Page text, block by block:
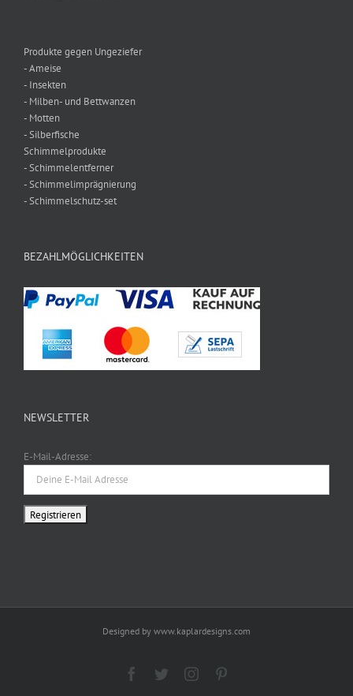
Produkte gegen Ungeziefer
- Ameise
- Insekten
- Milben- und Bettwanzen
- Motten
- Silberfische
Schimmelprodukte
- Schimmelentferner
- Schimmelimprägnierung
- Schimmelschutz-set
BEZAHLMÖGLICHKEITEN
NEWSLETTER
E-Mail-Adresse:
Designed by www.kaplardesigns.com
Facebook
TwitterInstagram